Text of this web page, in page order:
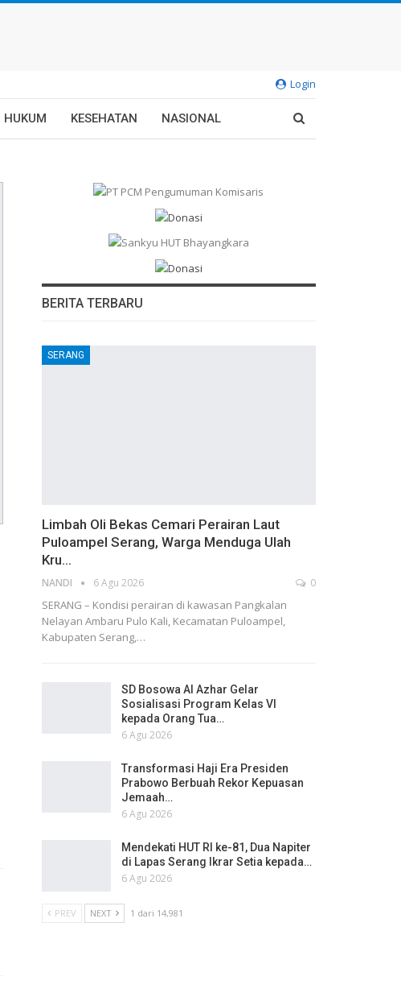
Login
HUKUM KESEHATAN NASIONAL
BERITA TERBARU
SERANG
Limbah Oli Bekas Cemari Perairan Laut
Puloampel Serang, Warga Menduga Ulah
Kru…
NANDI 6 Agu 2026 0
SERANG – Kondisi perairan di kawasan Pangkalan
Nelayan Ambaru Pulo Kali, Kecamatan Puloampel,
Kabupaten Serang,…
SD Bosowa Al Azhar Gelar
Sosialisasi Program Kelas VI
kepada Orang Tua…
6 Agu 2026
Transformasi Haji Era Presiden
Prabowo Berbuah Rekor Kepuasan
Jemaah…
6 Agu 2026
Mendekati HUT RI ke-81, Dua Napiter
di Lapas Serang Ikrar Setia kepada…
6 Agu 2026
PREV NEXT 1 dari 14,981